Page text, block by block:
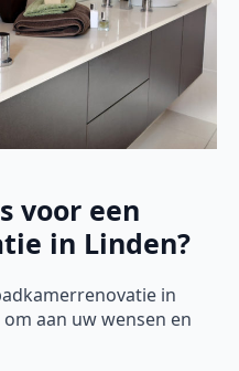
voor een
in Linden?
in
aan uw wensen en